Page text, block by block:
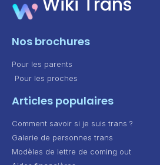
Nos brochures
Pour les parents
Pour les proches
Articles populaires
Comment savoir si je suis trans ?
Galerie de personnes trans
Modèles de lettre de coming out